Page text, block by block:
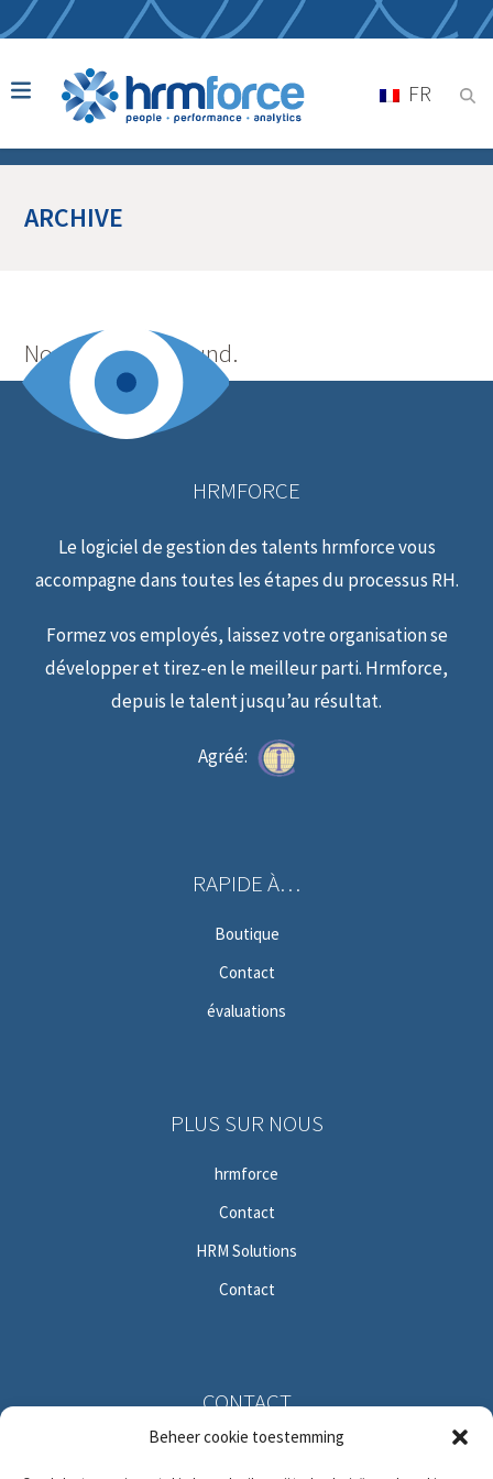
Beheer cookie toestemming
FR
ARCHIVE
No posts were found.
HRMFORCE
Le logiciel de gestion des talents hrmforce vous
accompagne dans toutes les étapes du processus RH.
Formez vos employés, laissez votre organisation se
développer et tirez-en le meilleur parti. Hrmforce,
depuis le talent jusqu’au résultat.
Agréé:
RAPIDE À…
Boutique
Contact
évaluations
PLUS SUR NOUS
hrmforce
Contact
HRM Solutions
Contact
CONTACT